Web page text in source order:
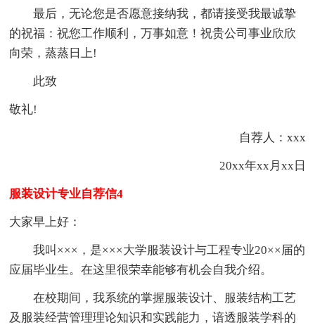
最后，无论您是否愿意接纳我，都请接受我最诚挚
的祝福：祝您工作顺利，万事如意！祝贵公司事业欣欣
向荣，蒸蒸日上!
此致
敬礼!
自荐人：xxx
20xx年xx月xx日
服装设计专业自荐信4
大家早上好：
我叫×××，是×××大学服装设计与工程专业20××届的
应届毕业生。在这里很荣幸能够有机会自我介绍。
在校期间，我系统的掌握服装设计、服装结构工艺
及服装经营管理理论知识和实践能力，谙透服装学科的